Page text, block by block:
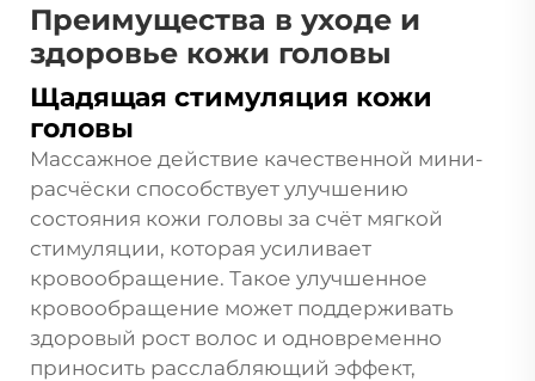
Преимущества в уходе и
здоровье кожи головы
Щадящая стимуляция кожи
головы
Массажное действие качественной мини-
расчёски способствует улучшению
состояния кожи головы за счёт мягкой
стимуляции, которая усиливает
кровообращение. Такое улучшенное
кровообращение может поддерживать
здоровый рост волос и одновременно
приносить расслабляющий эффект,